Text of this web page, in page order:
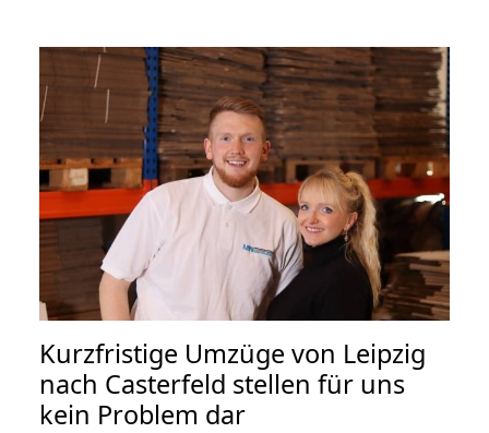
Kurzfristige Umzüge von Leipzig
nach Casterfeld stellen für uns
kein Problem dar